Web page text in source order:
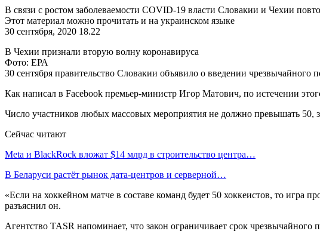
В связи с ростом заболеваемости COVID-19 власти Словакии и Чехии
Этот материал можно прочитать и на украинском языке
30 сентября, 2020 18.22
В Чехии признали вторую волну коронавируса
Фото: ЕРА
30 сентября правительство Словакии объявило о введении
Как написал в Facebook премьер-министр Игор Матович, по истечении
Число участников любых массовых мероприятия не должно превышать 50,
Сейчас читают
Meta и BlackRock вложат $14 млрд в строительство центра…
В Беларуси растёт рынок дата-центров и серверной…
«Если на хоккейном матче в составе команд будет 50 хоккеистов, то игра
разъяснил он.
Агентство TASR напоминает, что закон ограничивает срок чрезвычайного